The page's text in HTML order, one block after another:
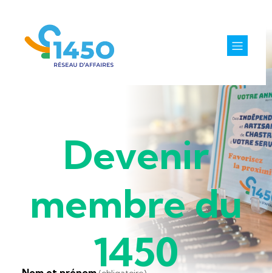
Devenir
membre du
1450